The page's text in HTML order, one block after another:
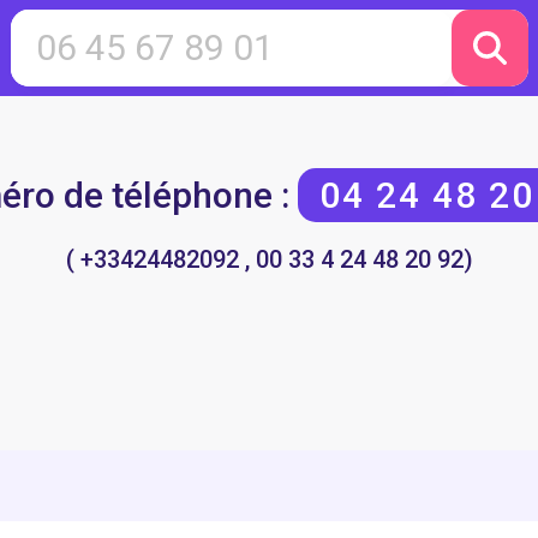
de téléphone : 04 24 48
( +33424482092 , 00 33 4 24 48 20 92)